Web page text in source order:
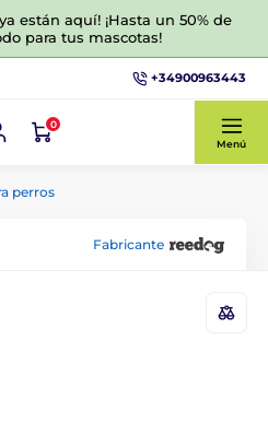
están aquí! ¡Hasta un 50% de
para tus mascotas!
+34900963443
0
Menú
perros
Fabricante